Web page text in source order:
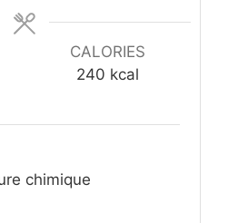
CALORIES
240 kcal
chimique